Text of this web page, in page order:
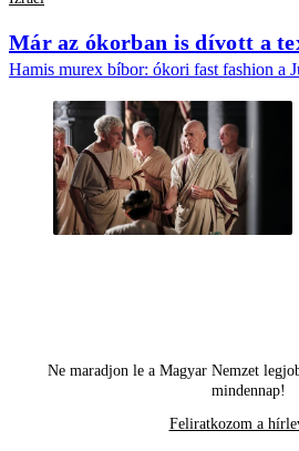
Már az ókorban is dívott a
Hamis murex bíbor: ókori fast fashion a
Ne maradjon le a Magyar Nemzet
mindennap!
Feliratkozom a